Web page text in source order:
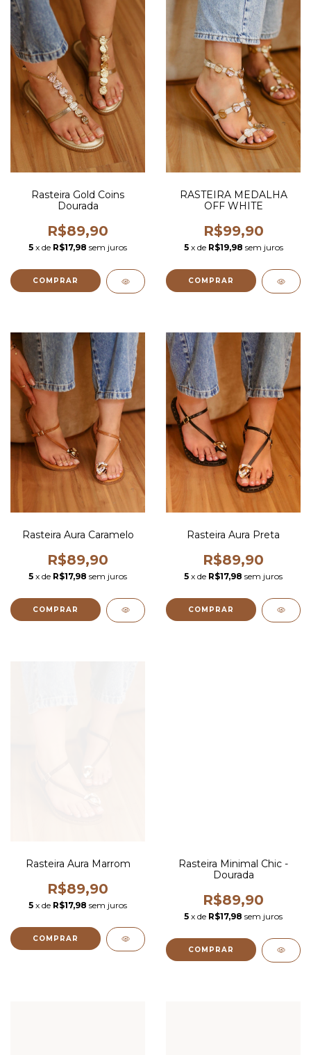
Rasteira Gold Coins
Dourada
R$89,90
5 x de R$17,98 sem juros
COMPRAR
RASTEIRA MEDALHA
OFF WHITE
R$99,90
5 x de R$19,98 sem juros
COMPRAR
Rasteira Aura Caramelo
R$89,90
5 x de R$17,98 sem juros
COMPRAR
Rasteira Aura Preta
R$89,90
5 x de R$17,98 sem juros
COMPRAR
Rasteira Aura Marrom
R$89,90
5 x de R$17,98 sem juros
COMPRAR
Rasteira Minimal Chic -
Dourada
R$89,90
5 x de R$17,98 sem juros
COMPRAR